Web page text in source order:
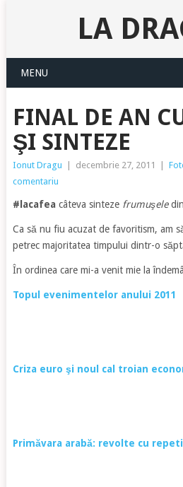
LA
MENU
FINAL DE AN
ŞI SINTEZE
Ionut Dragu decembrie 27, 2011
comentariu
#lacafea câteva sinteze frumuşele
Ca să nu fiu acuzat de favoritism, am
petrec majoritatea timpului dintr-o
În ordinea care mi-a venit mie la
Topul evenimentelor anului 2011
Criza euro şi noul cal troian
Primăvara arabă: revolte cu